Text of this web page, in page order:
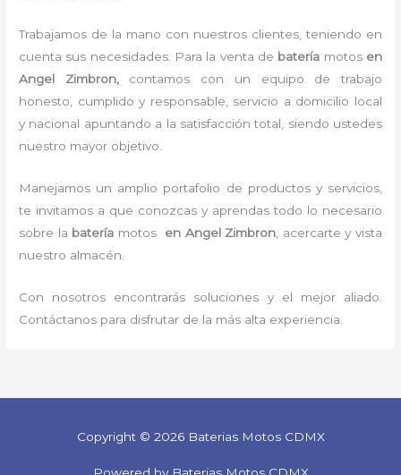
Trabajamos de la mano con nuestros clientes, teniendo en
cuenta sus necesidades. Para la venta de batería motosen
Angel Zimbron, contamos con un equipo de trabajo
honesto, cumplido y responsable, servicio a domicilio local
y nacional apuntando a la satisfacción total, siendo ustedes
nuestro mayor objetivo.
Manejamos un amplio portafolio de productos y servicios,
te invitamos a que conozcas y aprendas todo lo necesario
sobre la batería motosen Angel Zimbron , acercarte y vista
nuestro almacén.
Con nosotros encontrarás soluciones y el mejor aliado.
Contáctanos para disfrutar de la más alta experiencia.
Copyright © 2026 Baterias Motos CDMX